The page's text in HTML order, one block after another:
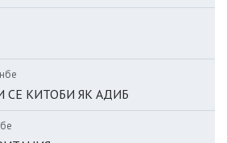
СЕ КИТОБИ ЯК АДИБ